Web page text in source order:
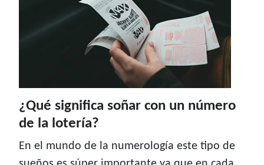
¿Qué significa soñar con un número
de la lotería?
En el mundo de la numerología este tipo de